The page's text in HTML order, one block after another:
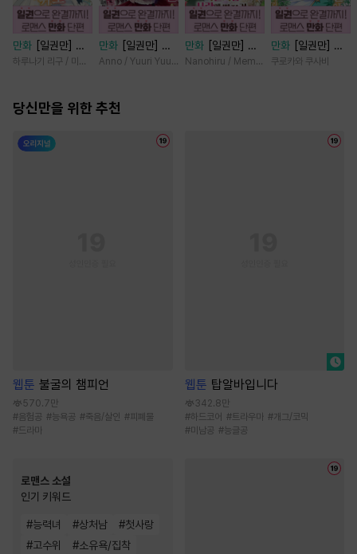
만화
[일권만] 제
약혼은 취소되었습
하루나기 리구 / 미즈메
만화
[일권만] 왕
태자님과의 약혼을
변했습니다 [단행
Anno / Yuuri Yuudachi
만화
[일권만] 웃
지 않는 약혼자님
Nanohiru / Memeko
만화
[일권만] 내
게 간섭하지 않겠
쿠로카와 쿠사비
당신만을 위한 추천
웹툰 불굴의 챔피언
570.7만
#음험공 #능욕공 #죽음/살인 #피폐물
#드라마
로맨스 소설
인기 키워드
#능력녀 #상처남 #첫사랑
#고수위 #소유욕/집착
웹툰 탑알바입니다
342.8만
#하드코어 #트라우마 #개그/코믹
#미남공 #능글공